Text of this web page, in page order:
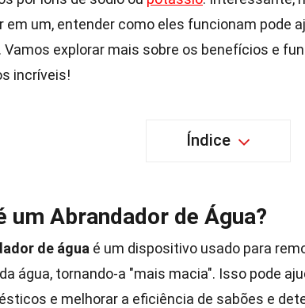
em um, entender como eles funcionam pode
Vamos explorar mais sobre os benefícios e
incríveis!
Índice
um Abrandador de Água?
de água é um dispositivo usado para
água, tornando-a "mais macia". Isso pode
e melhorar a eficiência de sabões e